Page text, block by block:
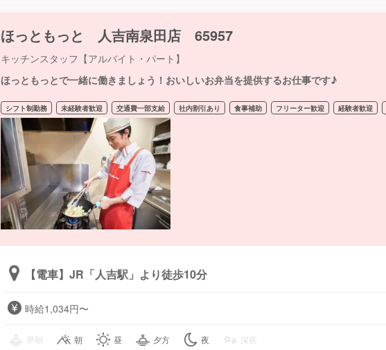
ほっともっと 人吉南泉田店 65957
キッチンスタッフ【アルバイト・パート】
ほっともっとで一緒に働きましょう！おいしいお弁当を提供するお仕事です♪
シフト制勤務 未経験者歓迎 交通費一部支給 社内割引あり 食事補助 フリーター歓迎 経験者歓迎
【電車】JR「人吉駅」より徒歩10分
時給1,034円〜
早朝 朝 昼 夕方 夜 深夜